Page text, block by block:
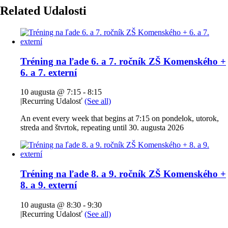
Related Udalosti
Tréning na ľade 6. a 7. ročník ZŠ Komenského +
6. a 7. externí
10 augusta @ 7:15 - 8:15
|Recurring Udalosť (See all)
An event every week that begins at 7:15 on pondelok, utorok,
streda and štvrtok, repeating until 30. augusta 2026
Tréning na ľade 8. a 9. ročník ZŠ Komenského +
8. a 9. externí
10 augusta @ 8:30 - 9:30
|Recurring Udalosť (See all)